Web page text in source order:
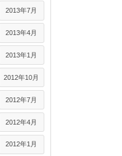
2013年7月
2013年4月
2013年1月
2012年10月
2012年7月
2012年4月
2012年1月